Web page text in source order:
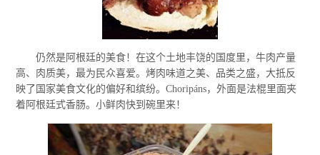
仍然是阿根廷的美食！在这个土地丰饶的国度里，牛肉产量
高、肉质美，最为民众喜爱。烤肉味道之美、品类之盛，大抵反
映了国家美食文化的偏好和缤纷。Choripáns，外面是法棍里面夹
着阿根廷式香肠。小鲜肉快到碗里来！